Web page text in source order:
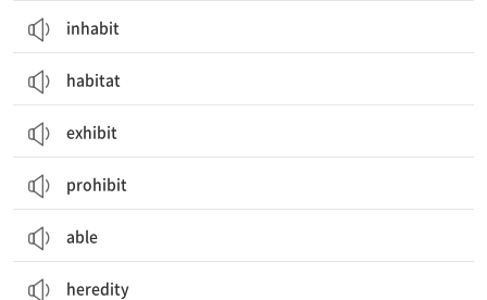
inhabit
habitat
exhibit
prohibit
able
heredity